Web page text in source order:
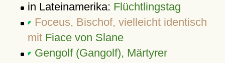
in Lateinamerika: Flüchtlingstag
Foceus, Bischof, vielleicht identisch
mit Fiace von Slane
Gengolf (Gangolf), Märtyrer